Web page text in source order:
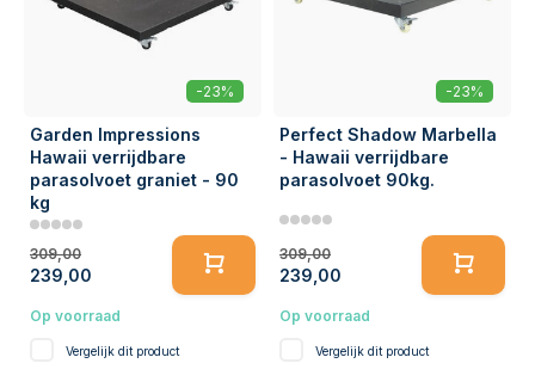
-23%
Garden Impressions
Hawaii verrijdbare
parasolvoet graniet - 90
kg
309,00
239,00
Op voorraad
Vergelijk dit product
-23%
Perfect Shadow Marbella
- Hawaii verrijdbare
parasolvoet 90kg.
309,00
239,00
Op voorraad
Vergelijk dit product